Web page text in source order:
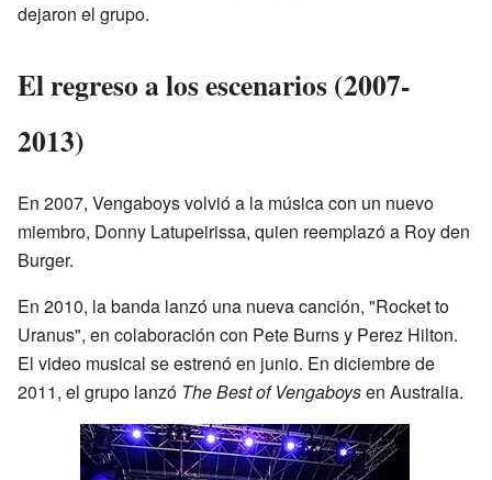
dejaron el grupo.
El regreso a los escenarios (2007-
2013)
En 2007, Vengaboys volvió a la música con un nuevo
miembro, Donny Latupeirissa, quien reemplazó a Roy den
Burger.
En 2010, la banda lanzó una nueva canción, "Rocket to
Uranus", en colaboración con Pete Burns y Perez Hilton.
El video musical se estrenó en junio. En diciembre de
2011, el grupo lanzó The Best of Vengaboysen Australia.